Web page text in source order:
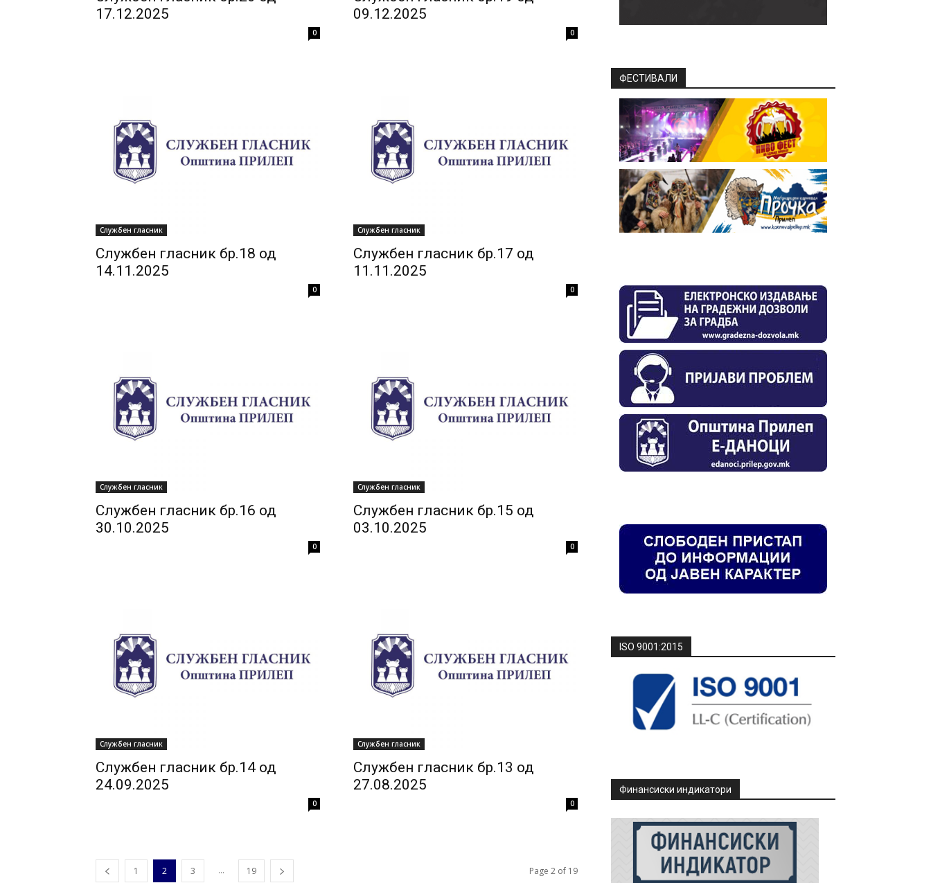
17.12.2025
0
09.12.2025
0
Службен гласник
Службен гласник бр.18 од
14.11.2025
0
Службен гласник
Службен гласник бр.17 од
11.11.2025
0
Службен гласник
Службен гласник бр.16 од
30.10.2025
0
Службен гласник
Службен гласник бр.15 од
03.10.2025
0
Службен гласник
Службен гласник бр.14 од
24.09.2025
0
Службен гласник
Службен гласник бр.13 од
27.08.2025
0
1 2 3 ... 19 Page 2 of 19
ФЕСТИВАЛИ
ISO 9001:2015
Финансиски индикатори